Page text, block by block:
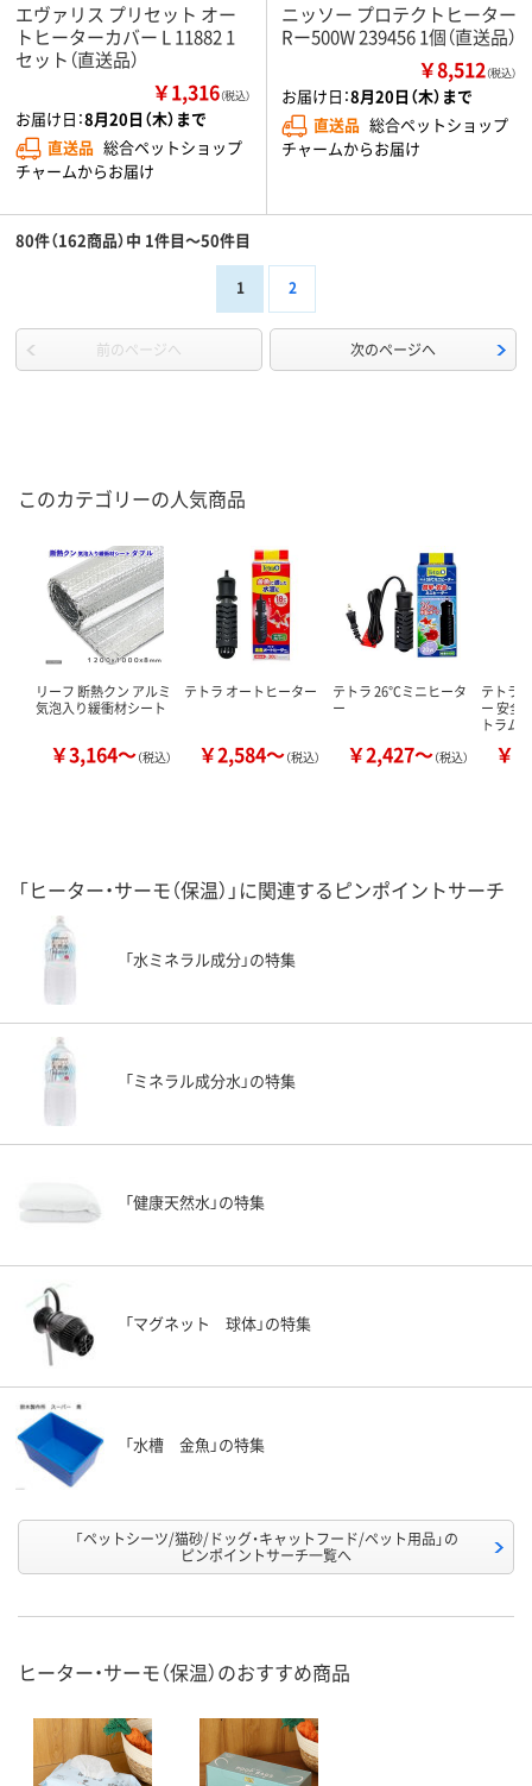
エヴァリス プリセット オー
トヒーターカバー L 11882 1
セット（直送品）
￥1,316（税込）
お届け日：8月20日（木）まで
直送品 総合ペットショップ
チャームからお届け
ニッソー プロテクトヒーター
Rー500W 239456 1個（直送品）
￥8,512（税込）
お届け日：8月20日（木）まで
直送品 総合ペットショップ
チャームからお届け
80件（162商品）中 1件目～50件目
1 2
前のページへ 次のページへ
このカテゴリーの人気商品
リーフ 断熱クン アルミ
気泡入り緩衝材シート
￥3,164～（税込）
テトラ オートヒーター
￥2,584～（税込）
テトラ 26℃ミニヒータ
ー
￥2,427～（税込）
テトラ
ー 安全
トラム
￥
「ヒーター・サーモ（保温）」に関連するピンポイントサーチ
「水ミネラル成分」の特集
「ミネラル成分水」の特集
「健康天然水」の特集
「マグネット 球体」の特集
「水槽 金魚」の特集
「ペットシーツ/猫砂/ドッグ・キャットフード/ペット用品」の
ピンポイントサーチ一覧へ
ヒーター・サーモ（保温）のおすすめ商品